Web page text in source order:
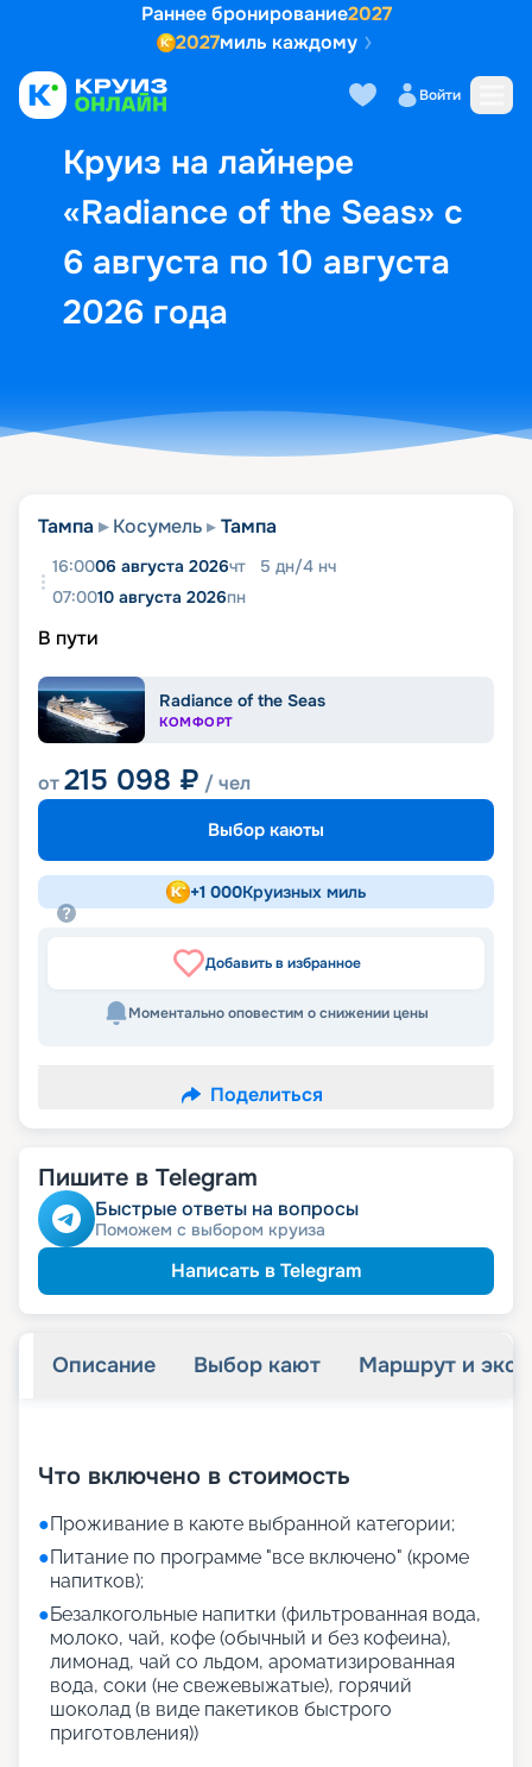
Раннее бронирование2027
2027миль каждому
Войти
Круиз на лайнере
«Radiance of the Seas» с
6 августа по 10 августа
2026 года
Выбор кают Маршрут и
Тампа Косумель Тампа
16:0006 августа 2026чт 5 дн/4 нч
07:0010 августа 2026пн
В пути
Radiance of the Seas
КОМФОРТ
от215 098 ₽ / чел
Выбор каюты
+1 000Круизных миль
Добавить в избранное
Моментально оповестим о снижении цены
Поделиться
Пишите в Telegram
Быстрые ответы на вопросы
Поможем с выбором круиза
Написать в Telegram
Описание Выбор кают Маршрут и
Что включено в стоимость
●Проживание в каюте выбранной категории;
●Питание по программе "все включено" (кроме
напитков);
●Безалкогольные напитки (фильтрованная вода,
молоко, чай, кофе (обычный и без кофеина),
лимонад, чай со льдом, ароматизированная
вода, соки (не свежевыжатые), горячий
шоколад (в виде пакетиков быстрого
приготовления))